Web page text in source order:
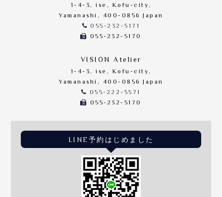
1-4-3, ise, Kofu-city,
Yamanashi, 400-0856 Japan
055-232-5171
055-232-5170
VISION Atelier
1-4-3, ise, Kofu-city,
Yamanashi, 400-0856 Japan
055-222-5571
055-232-5170
LINE予約はじめました